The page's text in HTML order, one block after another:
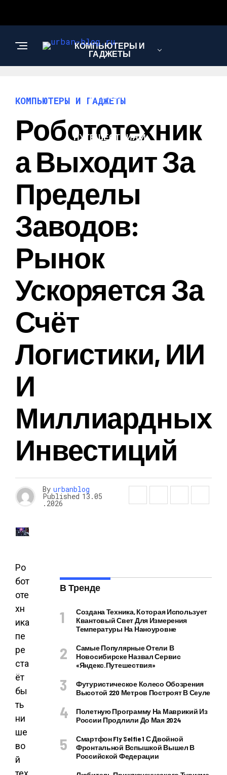
КОМПЬЮТЕРЫ И
ГАДЖЕТЫ
НОВОСТИ
ПУТЕШЕСТВИЯ И
КОМПЬЮТЕРЫ И ГАДЖЕТЫ
Робототехник
А Выходит За
Пределы
Заводов:
Рынок
Ускоряется За
Счёт
Логистики, ИИ
И
Миллиардных
Инвестиций
By urbanblog
Published 13.05
.2026
Ро
бот
оте
хн
ика
пе
ре
ста
ёт
бы
ть
ни
ше
во
й
В Тренде
Создана Техника, Которая Использует
Квантовый Свет Для Измерения
Температуры На Наноуровне
Самые Популярные Отели В
Новосибирске Назвал Сервис
«Яндекс.Путешествия»
Футуристическое Колесо Обозрения
Высотой 220 Метров Построят В Сеуле
Полетную Программу На Маврикий Из
России Продлили До Мая 2024
Смартфон Fly Selfie 1 С Двойной
Фронтальной Вспышкой Вышел В
Российской Федерации